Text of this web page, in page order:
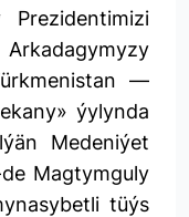
—
ýylynda
Medeniýet
Magtymguly
tüýs